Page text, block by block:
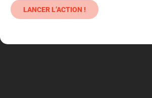
LANCER L’ACTION !